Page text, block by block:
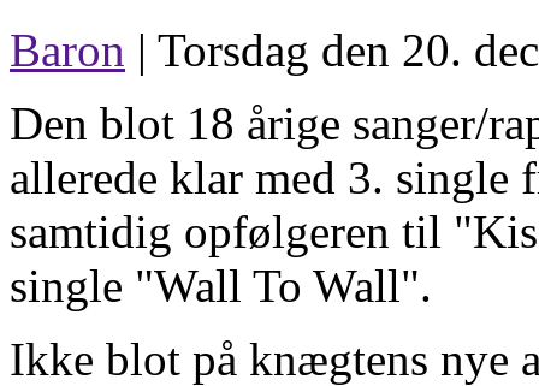
Baron | Torsdag den 20.
Den blot 18 årige sanger/
allerede klar med 3.
samtidig opfølgeren til
single "Wall To Wall".
Ikke blot på knægtens nye